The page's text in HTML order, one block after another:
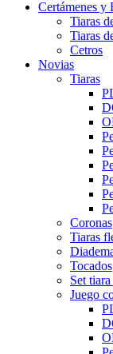
Certámenes y
Tiaras
Tiaras
Cetros
Novias
Tiaras
Coronas
Tiaras
Tocados
Set
Juego